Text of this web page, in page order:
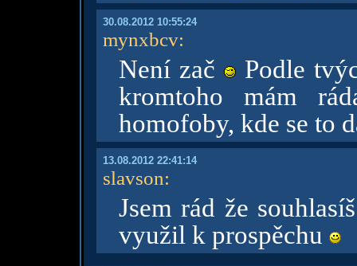
30.08.2012 10:55:24
mynxbcv:
Není zač
Podle
kromtoho mám
homofoby, kde se to
13.08.2012 22:41:14
slavson:
Jsem rád že
využil k prospěchu